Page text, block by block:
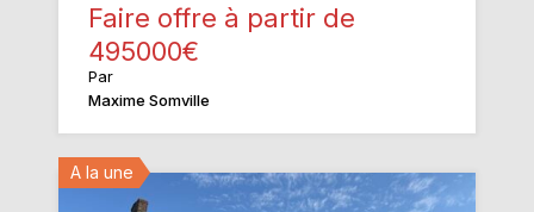
Faire offre à partir de
495000€
Par
Maxime Somville
A la une